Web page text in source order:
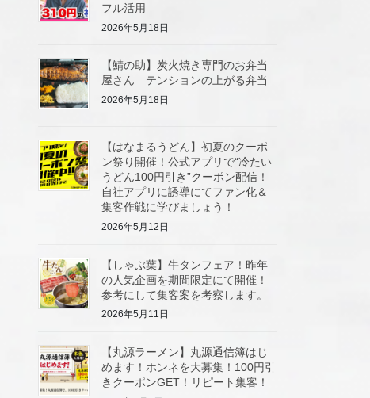
フル活用
2026年5月18日
【鯖の助】炭火焼き専門のお弁当
屋さん テンションの上がる弁当
2026年5月18日
【はなまるうどん】初夏のクーポ
ン祭り開催！公式アプリで“冷たい
うどん100円引き”クーポン配信！
自社アプリに誘導にてファン化＆
集客作戦に学びましょう！
2026年5月12日
【しゃぶ葉】牛タンフェア！昨年
の人気企画を期間限定にて開催！
参考にして集客案を考察します。
2026年5月11日
【丸源ラーメン】丸源通信簿はじ
めます！ホンネを大募集！100円引
きクーポンGET！リピート集客！